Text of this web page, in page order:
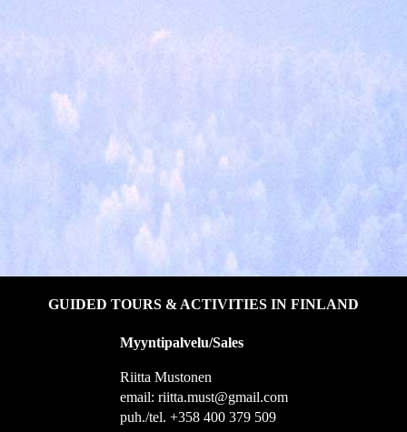
GUIDED TOURS & ACTIVITIES IN FINLAND
Myyntipalvelu/Sales
Riitta Mustonen
email: riitta.must@gmail.com
puh./tel. +358 400 379 509